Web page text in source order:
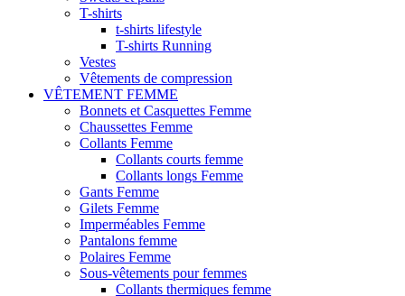
T-shirts
t-shirts lifestyle
T-shirts Running
Vestes
Vêtements de compression
VÊTEMENT FEMME
Bonnets et Casquettes Femme
Chaussettes Femme
Collants Femme
Collants courts femme
Collants longs Femme
Gants Femme
Gilets Femme
Imperméables Femme
Pantalons femme
Polaires Femme
Sous-vêtements pour femmes
Collants thermiques femme